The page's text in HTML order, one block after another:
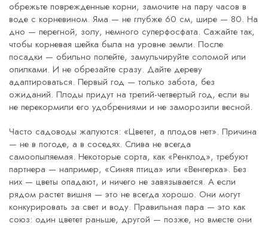
обрежьте поврежденные корни, замочите на пару часов в
воде с корневином. Яма — не глубже 60 см, шире — 80. На
дно — перегной, золу, немного суперфосфата. Сажайте так,
чтобы корневая шейка была на уровне земли. После
посадки — обильно полейте, замульчируйте соломой или
опилками. И не обрезайте сразу. Дайте дереву
адаптироваться. Первый год — только забота, без
ожиданий. Плоды придут на третий-четвертый год, если вы
не перекормили его удобрениями и не заморозили весной.
Часто садоводы жалуются: «Цветет, а плодов нет». Причина
— не в погоде, а в соседях. Слива не всегда
самоопыляемая. Некоторые сорта, как «Ренклод», требуют
партнера — например, «Синяя птица» или «Венгерка». Без
них — цветы опадают, и ничего не завязывается. А если
рядом растет вишня — это не всегда хорошо. Они могут
конкурировать за свет и воду. Правильная пара — это как
союз: один цветет раньше, другой — позже, но вместе они